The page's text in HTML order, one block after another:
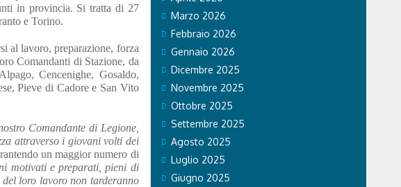
in provincia. Si tratta di 27
e Torino.
al lavoro, preparazione, forza
Comandanti di Stazione, da
Cencenighe, Gosaldo,
Pieve di Cadore e San Vito
Comandante di Legione,
attraverso i giovani volti dei
un maggior numero di
motivati e preparati, pieni di
loro lavoro non tarderanno
Marzo 2026
Febbraio 2026
Gennaio 2026
Dicembre 2025
Novembre 2025
Ottobre 2025
Settembre 2025
Agosto 2025
Luglio 2025
Giugno 2025